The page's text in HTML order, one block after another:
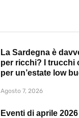
La Sardegna è
per ricchi? I trucchi
per un’estate low
Agosto 7, 2026
Eventi di aprile